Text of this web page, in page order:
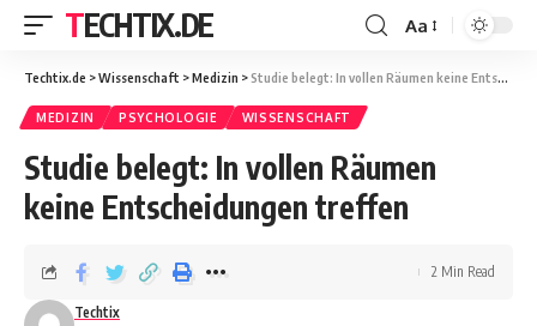
TECHTIX.DE Aa
Techtix.de >Wissenschaft >Medizin >Studie belegt: In vollen Räumen keine Entscheidungen treffen
MEDIZIN PSYCHOLOGIE WISSENSCHAFT
Studie belegt: In vollen Räumen
keine Entscheidungen treffen
Techtix
2 Min Read